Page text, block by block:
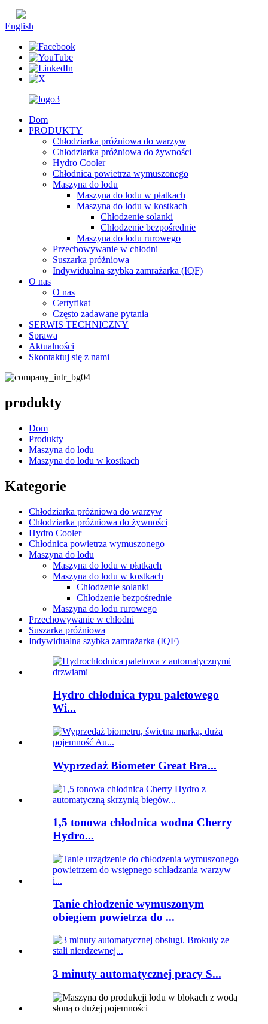
English
Dom
PRODUKTY
Chłodziarka próżniowa do warzyw
Chłodziarka próżniowa do żywności
Hydro Cooler
Chłodnica powietrza wymuszonego
Maszyna do lodu
Maszyna do lodu w płatkach
Maszyna do lodu w kostkach
Chłodzenie solanki
Chłodzenie bezpośrednie
Maszyna do lodu rurowego
Przechowywanie w chłodni
Suszarka próżniowa
Indywidualna szybka zamrażarka (IQF)
O nas
O nas
Certyfikat
Często zadawane pytania
SERWIS TECHNICZNY
Sprawa
Aktualności
Skontaktuj się z nami
produkty
Dom
Produkty
Maszyna do lodu
Maszyna do lodu w kostkach
Kategorie
Chłodziarka próżniowa do warzyw
Chłodziarka próżniowa do żywności
Hydro Cooler
Chłodnica powietrza wymuszonego
Maszyna do lodu
Maszyna do lodu w płatkach
Maszyna do lodu w kostkach
Chłodzenie solanki
Chłodzenie bezpośrednie
Maszyna do lodu rurowego
Przechowywanie w chłodni
Suszarka próżniowa
Indywidualna szybka zamrażarka (IQF)
Hydro chłodnica typu paletowego
Wi...
Wyprzedaż Biometer Great Bra...
1,5 tonowa chłodnica wodna Cherry
Hydro...
Tanie chłodzenie wymuszonym
obiegiem powietrza do ...
3 minuty automatycznej pracy S...